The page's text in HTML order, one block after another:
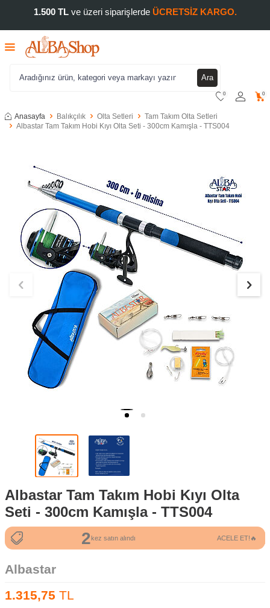
1.500 TLve üzeri siparişlerde ÜCRETSİZ KARGO.
Ara
0 0
Anasayfa Balıkçılık Olta Setleri
Tam Takım Olta Setleri
Albastar Tam Takım Hobi Kıyı Olta Seti - 300cm Kamışla - TTS004
Albastar Tam Takım Hobi Kıyı Olta
Seti - 300cm Kamışla - TTS004
2kez satın alındı
432kez görüntülendi ACELE ET!🔥
Albastar
1.315,75 TL